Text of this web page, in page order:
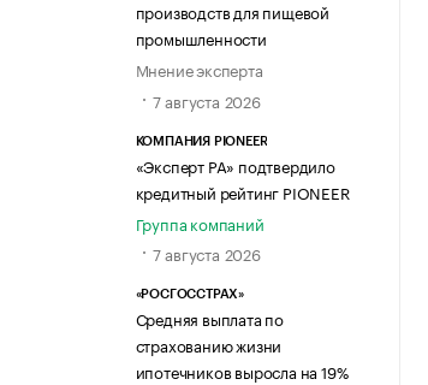
производств для пищевой
промышленности
Мнение эксперта
7 августа 2026
КОМПАНИЯ PIONEER
«Эксперт РА» подтвердило
кредитный рейтинг PIONEER
Группа компаний
7 августа 2026
«РОСГОССТРАХ»
Средняя выплата по
страхованию жизни
ипотечников выросла на 19%